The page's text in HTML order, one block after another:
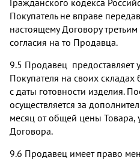
Гражданского кодекса
Покупатель не вправе
настоящему Договору
согласия на то Продавца.
9.5 Продавец предоставляет
Покупателя на своих складах
с даты готовности изделия.
осуществляется за
месяц от общей цены Товара,
Договора.
9.6 Продавец имеет право